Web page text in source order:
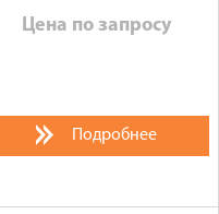
Цена по запросу
Подробнее